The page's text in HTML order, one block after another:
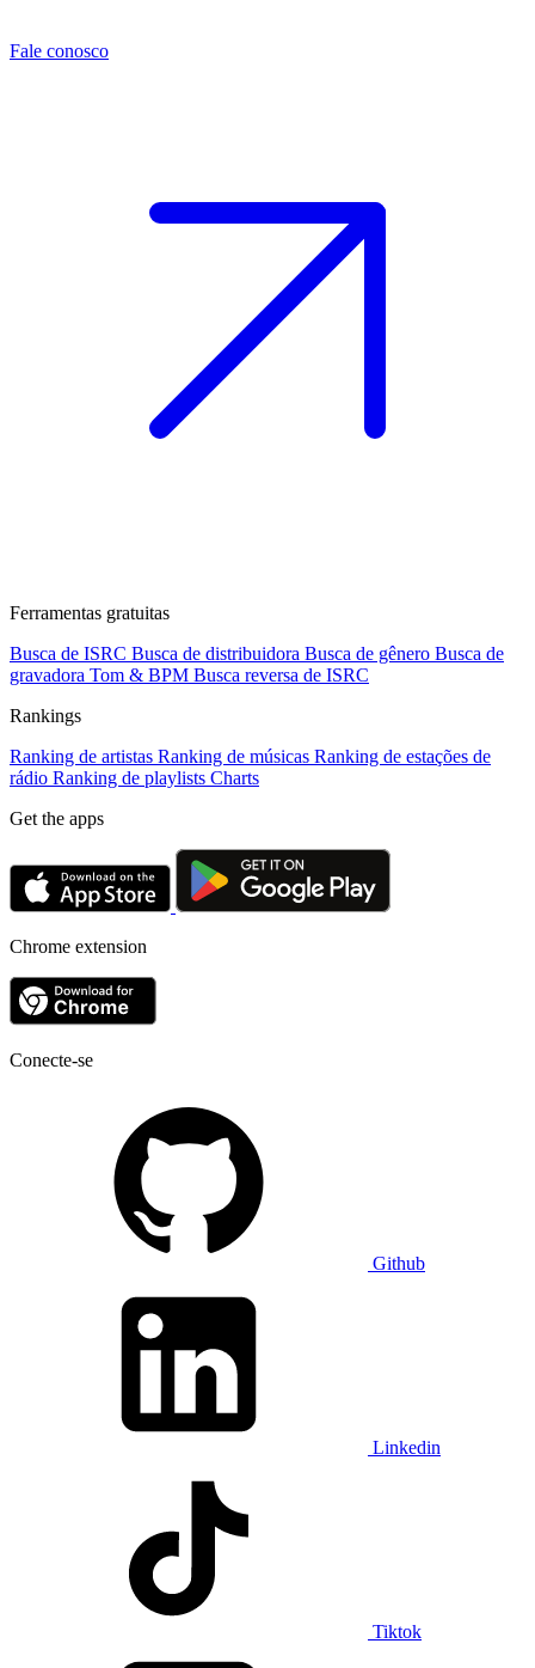
Fale conosco
Ferramentas gratuitas
Busca de ISRC Busca de distribuidora Busca de gênero Busca de
gravadora Tom & BPM Busca reversa de ISRC
Rankings
Ranking de artistas Ranking de músicas Ranking de estações de
rádio Ranking de playlists Charts
Get the apps
Chrome extension
Conecte-se
Github
Linkedin
Tiktok